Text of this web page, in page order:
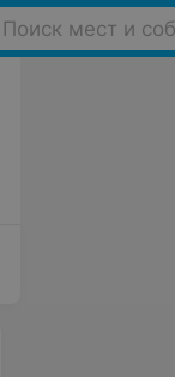
Поиск мест и